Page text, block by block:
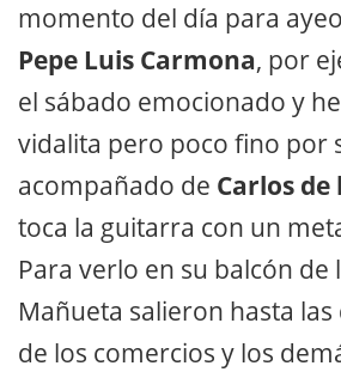
momento del día para
Pepe Luis Carmona, por
el sábado emocionado y
vidalita pero poco fino por
acompañado de Carlos de
toca la guitarra con un
Para verlo en su balcón de
Mañueta salieron hasta
de los comercios y los